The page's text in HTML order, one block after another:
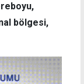
bölgesi,